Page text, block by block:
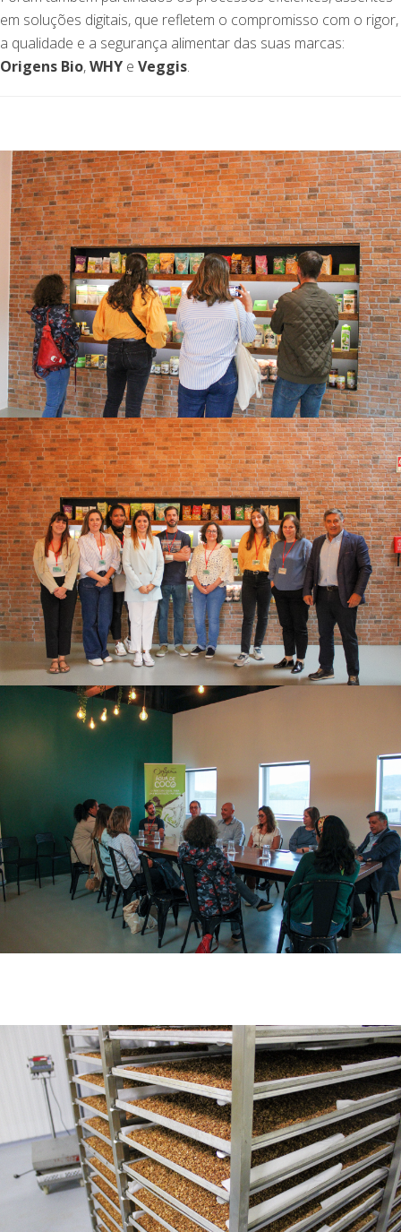
em soluções digitais, que refletem o compromisso com o rigor,
a qualidade e a segurança alimentar das suas marcas:
Origens Bio,WHY e Veggis.